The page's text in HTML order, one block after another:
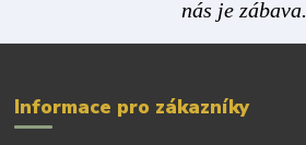
nás je zábava.
Informace pro zákazníky